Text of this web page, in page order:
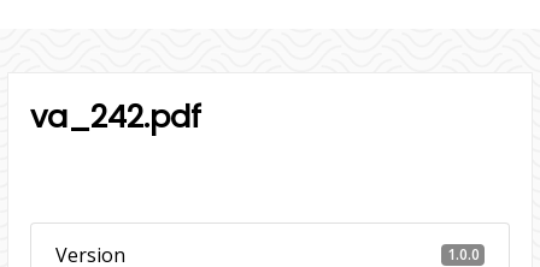
va_242.pdf
Version 1.0.0